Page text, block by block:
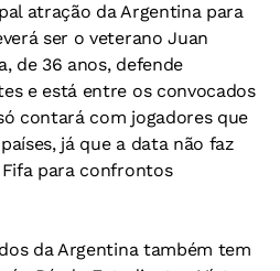
atração da Argentina para
ser o veterano Juan
de 36 anos, defende
e está entre os convocados
contará com jogadores que
já que a data não faz
para confrontos
da Argentina também tem